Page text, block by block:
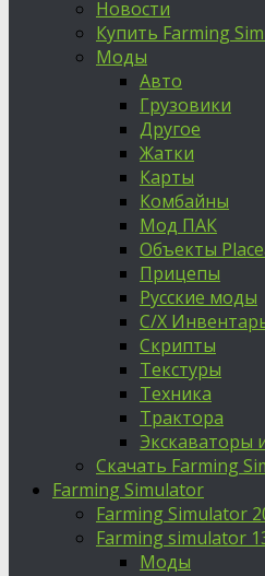
Новости
Купить Farming
Моды
Авто
Грузовики
Другое
Жатки
Карты
Комбайны
Мод ПАК
Объекты
Прицепы
Русские моды
С/Х
Скрипты
Текстуры
Техника
Трактора
Экскаваторы
Скачать Farming
Farming Simulator
Farming Simulator
Farming simulator
Моды